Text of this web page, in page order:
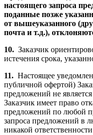
настоящего запроса
поданные позже
от вышеуказанного
почта и т.д.),
10. Заказчик
истечения срока,
11. Настоящее
публичной офертой)
предложений не
Заказчик имеет право
предложений по любой
запроса предложений в
никакой